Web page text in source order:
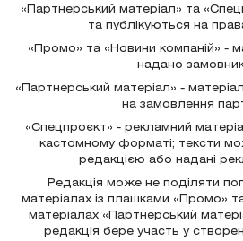
«Партнерський матеріал» та
та публікуються на
«Промо» та «Новини компаній» -
надано
«Партнерський матеріал» -
на замовлення
«Спецпроєкт» - рекламний
кастомному форматі; тексти
редакцією або надані
Редакція може не поділяти
матеріалах із плашками «Промо»
матеріалах «Партнерський
редакція бере участь у